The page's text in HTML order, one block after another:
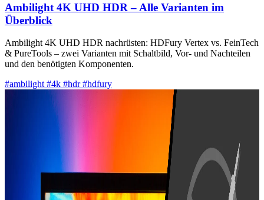
Ambilight 4K UHD HDR – Alle Varianten im
Überblick
Ambilight 4K UHD HDR nachrüsten: HDFury Vertex vs. FeinTech
& PureTools – zwei Varianten mit Schaltbild, Vor- und Nachteilen
und den benötigten Komponenten.
#ambilight #4k #hdr#hdfury